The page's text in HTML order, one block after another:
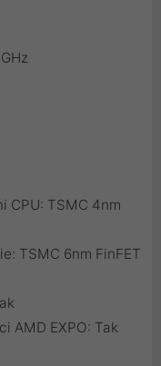
CPU: TSMC 4nm
TSMC 6nm FinFET
AMD EXPO: Tak